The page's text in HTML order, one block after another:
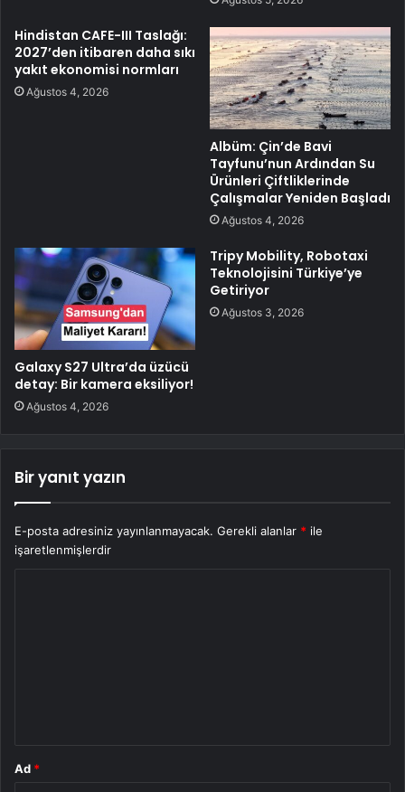
Hindistan CAFE-III Taslağı:
2027’den itibaren daha sıkı
yakıt ekonomisi normları
Ağustos 4, 2026
Albüm: Çin’de Bavi
Tayfunu’nun Ardından Su
Ürünleri Çiftliklerinde
Çalışmalar Yeniden Başladı
Ağustos 4, 2026
Galaxy S27 Ultra’da üzücü
detay: Bir kamera eksiliyor!
Ağustos 4, 2026
Tripy Mobility, Robotaxi
Teknolojisini Türkiye’ye
Getiriyor
Ağustos 3, 2026
Bir yanıt yazın
E-posta adresiniz yayınlanmayacak. Gerekli alanlar * ile
işaretlenmişlerdir
Ad *